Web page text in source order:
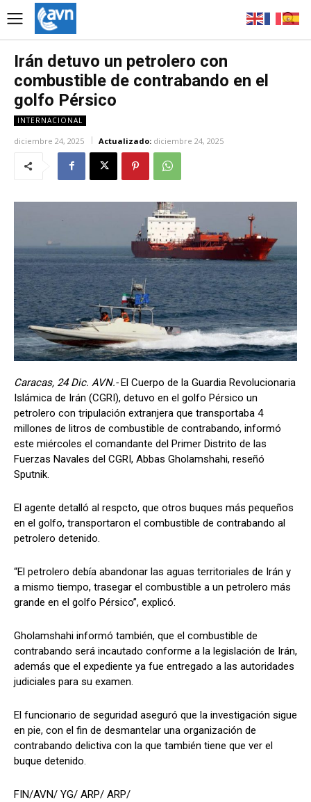
Irán detuvo un petrolero con
combustible de contrabando en el
golfo Pérsico
INTERNACIONAL
diciembre 24, 2025 Actualizado: diciembre 24, 2025
Caracas, 24 Dic. AVN.- El Cuerpo de la Guardia Revolucionaria
Islámica de Irán (CGRI), detuvo en el golfo Pérsico un
petrolero con tripulación extranjera que transportaba 4
millones de litros de combustible de contrabando, informó
este miércoles el comandante del Primer Distrito de las
Fuerzas Navales del CGRI, Abbas Gholamshahi, reseñó
Sputnik.
El agente detalló al respcto, que otros buques más pequeños
en el golfo, transportaron el combustible de contrabando al
petrolero detenido.
“El petrolero debía abandonar las aguas territoriales de Irán y
a mismo tiempo, trasegar el combustible a un petrolero más
grande en el golfo Pérsico”, explicó.
Gholamshahi informó también, que el combustible de
contrabando será incautado conforme a la legislación de Irán,
además que el expediente ya fue entregado a las autoridades
judiciales para su examen.
El funcionario de seguridad aseguró que la investigación sigue
en pie, con el fin de desmantelar una organización de
contrabando delictiva con la que también tiene que ver el
buque detenido.
FIN/AVN/ YG/ ARP/ ARP/